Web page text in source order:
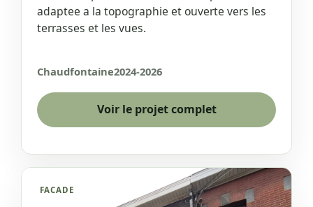
adaptee a la topographie et ouverte vers les
terrasses et les vues.
Chaudfontaine2024-2026
Voir le projet complet
FACADE